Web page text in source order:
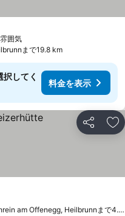
囲気
まで19.8 km
してく
料金を表示
シェア お
St. Kathrein am Offenegg, Heilbrunnまで4.6 km